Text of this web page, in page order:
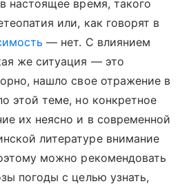
настоящее время, такого
или, как говорят в
— нет. С влиянием
же ситуация — это
нашло свое отражение в
этой теме, но конкретное
их неясно и в современной
литературе внимание
можно рекомендовать
погоды с целью узнать,